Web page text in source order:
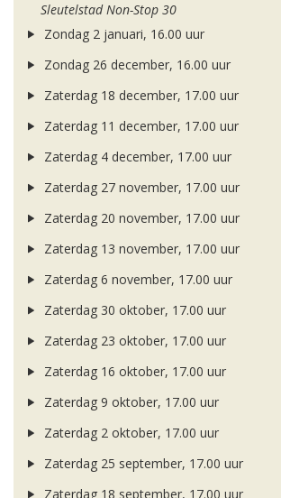
Sleutelstad Non-Stop 30
Zondag 2 januari, 16.00 uur
Zondag 26 december, 16.00 uur
Zaterdag 18 december, 17.00 uur
Zaterdag 11 december, 17.00 uur
Zaterdag 4 december, 17.00 uur
Zaterdag 27 november, 17.00 uur
Zaterdag 20 november, 17.00 uur
Zaterdag 13 november, 17.00 uur
Zaterdag 6 november, 17.00 uur
Zaterdag 30 oktober, 17.00 uur
Zaterdag 23 oktober, 17.00 uur
Zaterdag 16 oktober, 17.00 uur
Zaterdag 9 oktober, 17.00 uur
Zaterdag 2 oktober, 17.00 uur
Zaterdag 25 september, 17.00 uur
Zaterdag 18 september, 17.00 uur